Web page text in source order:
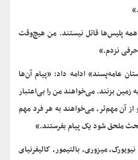
پلیس‌ها قاتل نیستند. من هیچ‌وقت
نزدم.»
عامه‌پسند» ادامه داد: «پیام‌ آن‌ها
بزنند. می‌خواهند من را بی‌اعتبار
آن مهم‌تر، می‌خواهند به هر فرد مهم
ملحق شود یک پیام بفرستند.»
میزوری، بالتیمور، کالیفرنیای